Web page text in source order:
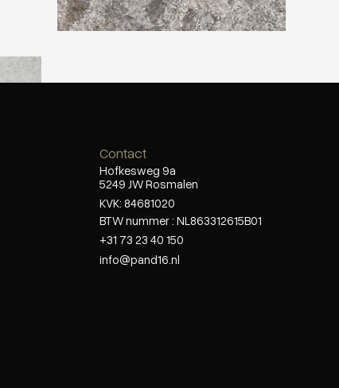
Contact
Hofkesweg 9a
5249 JW Rosmalen
KVK: 84681020
BTW nummer : NL863312615B01
+31 73 23 40 150
info@pand16.nl